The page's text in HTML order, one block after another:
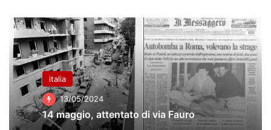
italia
13/05/2024
14 maggio, attentato di via Fauro